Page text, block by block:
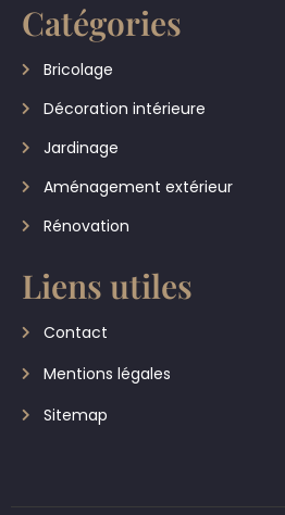
Catégories
Bricolage
Décoration intérieure
Jardinage
Aménagement extérieur
Rénovation
Liens utiles
Contact
Mentions légales
Sitemap